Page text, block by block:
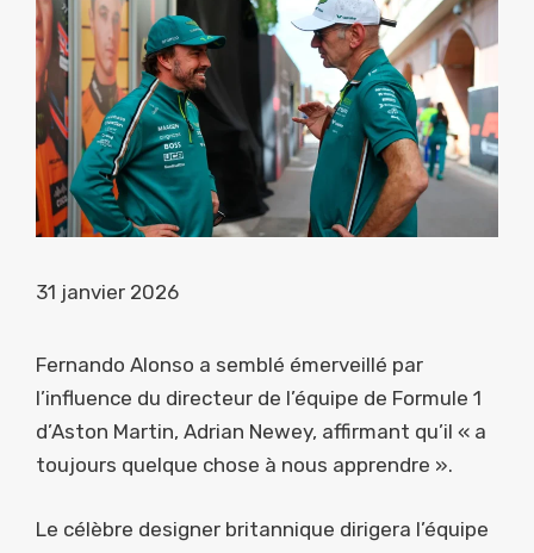
31 janvier 2026
Fernando Alonso a semblé émerveillé par
l’influence du directeur de l’équipe de Formule 1
d’Aston Martin, Adrian Newey, affirmant qu’il « a
toujours quelque chose à nous apprendre ».
Le célèbre designer britannique dirigera l’équipe